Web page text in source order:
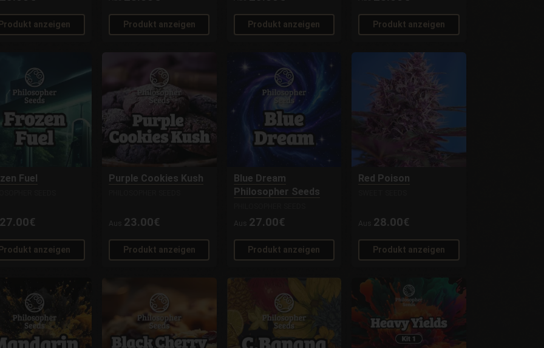
Produkt anzeigen Produkt anzeigen Produkt anzeigen Produkt anzeigen
Fuel
27.00€
Produkt anzeigen
Purple Cookies Kush
Aus 23.00€
Produkt anzeigen
Blue Dream
Philosopher Seeds
Aus 27.00€
Produkt anzeigen
Red Poison
Aus 28.00€
Produkt anzeigen